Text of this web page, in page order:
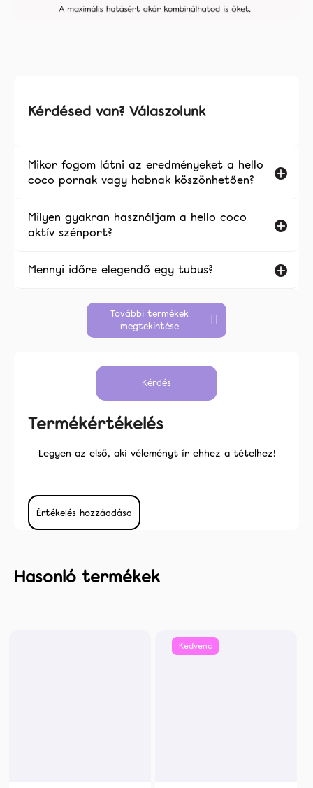
Kérdésed van? Válaszolunk
Mikor fogom látni az eredményeket a hello
coco pornak vagy habnak köszönhetően?
Milyen gyakran használjam a hello coco
aktív szénport?
Mennyi időre elegendő egy tubus?
További termékek
megtekintése
Kedvenc
Kérdés
Termékértékelés
Legyen az első, aki véleményt ír ehhez a tételhez!
Értékelés hozzáadása